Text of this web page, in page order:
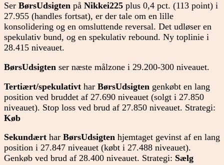
Ser BørsUdsigten på Nikkei225 plus 0,4 pct. (113 point) i
27.955 (handles fortsat), er der tale om en lille
konsolidering og en omsluttende reversal. Det udløser en
spekulativ bund, og en spekulativ rebound. Ny toplinie i
28.415 niveauet.
BørsUdsigten ser næste målzone i 29.200-300 niveauet.
Tertiært/spekulativt har BørsUdsigten genkøbt en lang
position ved bruddet af 27.690 niveauet (solgt i 27.850
niveauet). Stop loss ved brud af 27.850 niveauet. Strategi:
Køb
Sekundært har BørsUdsigten hjemtaget gevinst af en lang
position i 27.847 niveauet (købt i 27.488 niveauet).
Genkøb ved brud af 28.400 niveauet. Strategi: Sælg